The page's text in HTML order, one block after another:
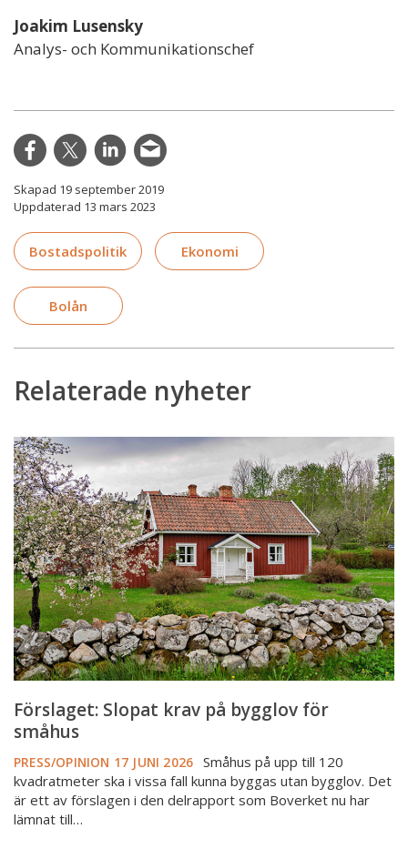
Joakim Lusensky
Analys- och Kommunikationschef
Skapad 19 september 2019
Uppdaterad 13 mars 2023
Bostadspolitik Ekonomi
Bolån
Relaterade nyheter
Förslaget:
Slopat
krav
på
bygglov
för
småhus
Förslaget: Slopat krav på bygglov för
småhus
PRESS/OPINION 17 JUNI 2026 Småhus på upp till 120
kvadratmeter ska i vissa fall kunna byggas utan bygglov. Det
är ett av förslagen i den delrapport som Boverket nu har
lämnat till…